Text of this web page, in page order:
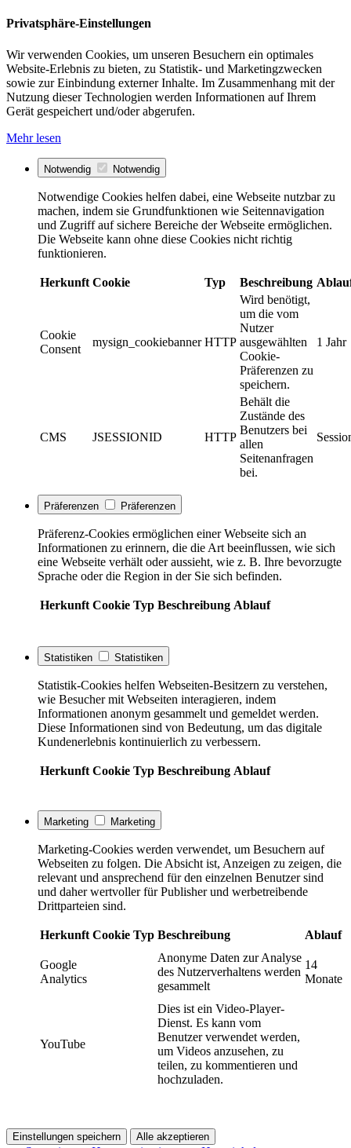
Privatsphäre-Einstellungen
Wir verwenden Cookies, um unseren Besuchern ein optimales
Website-Erlebnis zu bieten, zu Statistik- und Marketingzwecken
sowie zur Einbindung externer Inhalte. Im Zusammenhang mit der
Nutzung dieser Technologien werden Informationen auf Ihrem
Gerät gespeichert und/oder abgerufen.
Mehr lesen
Notwendig Notwendig
Notwendige Cookies helfen dabei, eine Webseite nutzbar zu
machen, indem sie Grundfunktionen wie Seitennavigation
und Zugriff auf sichere Bereiche der Webseite ermöglichen.
Die Webseite kann ohne diese Cookies nicht richtig
funktionieren.
Herkunft Cookie Typ Beschreibung
Cookie
Consent
mysign_cookiebanner HTTP
Wird benötigt,
um die vom
Nutzer
ausgewählten
Cookie-
Präferenzen zu
speichern.
1 Jahr
CMS JSESSIONID HTTP
Behält die
Zustände des
Benutzers bei
allen
Seitenanfragen
bei.
Präferenzen Präferenzen
Präferenz-Cookies ermöglichen einer Webseite sich an
Informationen zu erinnern, die die Art beeinflussen, wie sich
eine Webseite verhält oder aussieht, wie z. B. Ihre bevorzugte
Sprache oder die Region in der Sie sich befinden.
Herkunft Cookie Typ Beschreibung Ablauf
Statistiken Statistiken
Statistik-Cookies helfen Webseiten-Besitzern zu verstehen,
wie Besucher mit Webseiten interagieren, indem
Informationen anonym gesammelt und gemeldet werden.
Diese Informationen sind von Bedeutung, um das digitale
Kundenerlebnis kontinuierlich zu verbessern.
Herkunft Cookie Typ Beschreibung Ablauf
Marketing Marketing
Marketing-Cookies werden verwendet, um Besuchern auf
Webseiten zu folgen. Die Absicht ist, Anzeigen zu zeigen, die
relevant und ansprechend für den einzelnen Benutzer sind
und daher wertvoller für Publisher und werbetreibende
Drittparteien sind.
Herkunft Cookie Typ Beschreibung Ablauf
Google
Analytics
Anonyme Daten zur Analyse
des Nutzerverhaltens werden
gesammelt
14
Monate
YouTube
Dies ist ein Video-Player-
Dienst. Es kann vom
Benutzer verwendet werden,
um Videos anzusehen, zu
teilen, zu kommentieren und
hochzuladen.
Einstellungen speichern Alle akzeptieren